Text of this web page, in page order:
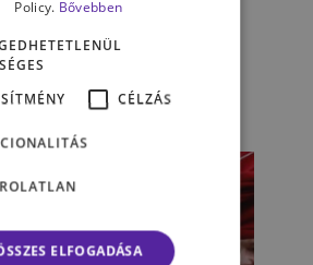
KRISTÓF
Policy. Bővebben
CÉLZÁS
ELFOGADÁSA